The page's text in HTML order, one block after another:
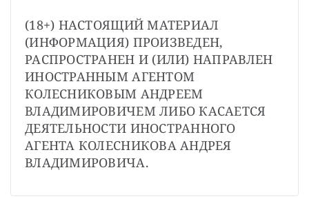
(18+) НАСТОЯЩИЙ МАТЕРИАЛ
(ИНФОРМАЦИЯ) ПРОИЗВЕДЕН,
РАСПРОСТРАНЕН И (ИЛИ) НАПРАВЛЕН
ИНОСТРАННЫМ АГЕНТОМ
КОЛЕСНИКОВЫМ АНДРЕЕМ
ВЛАДИМИРОВИЧЕМ ЛИБО КАСАЕТСЯ
ДЕЯТЕЛЬНОСТИ ИНОСТРАННОГО
АГЕНТА КОЛЕСНИКОВА АНДРЕЯ
ВЛАДИМИРОВИЧА.